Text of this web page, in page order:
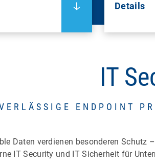
Details
IT
ENDPOINT
Daten verdienen besonderen Schutz
IT Security und IT Sicherheit für